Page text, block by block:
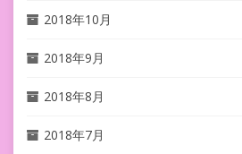
2018年10月
2018年9月
2018年8月
2018年7月